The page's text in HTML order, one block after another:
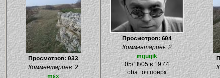
Просмотров: 933
Комментариев: 2
max
Просмотров: 694
Комментариев: 2
mgugik
05/18/05 в 19:44
obat: оч понра